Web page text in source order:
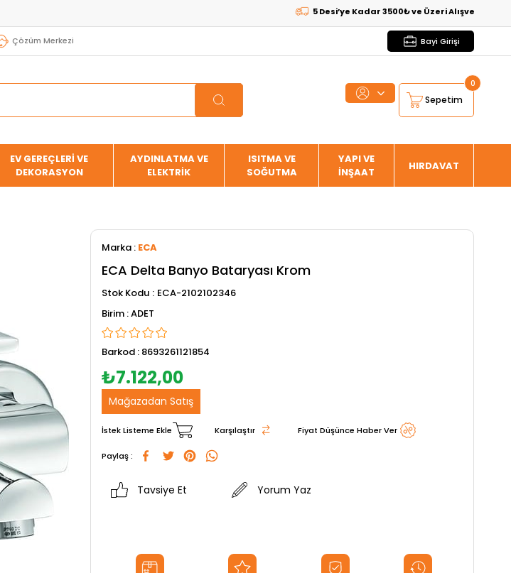
5 Desi’ye Kadar 3500₺ ve Üzeri Alışverişlerde
Çözüm Merkezi Bayi Girişi
Sepetim
0
EV GEREÇLERİ VE
DEKORASYON
AYDINLATMA VE
ELEKTRİK
ISITMA VE
SOĞUTMA
YAPI VE
İNŞAAT
HIRDAVAT
Marka : ECA
ECA Delta Banyo Bataryası Krom
Stok Kodu
ECA-2102102346
ADET
Barkod : 8693261121854
₺7.122,00
Mağazadan Satış
İstek Listeme Ekle Karşılaştır Fiyat Düşünce Haber Ver
Paylaş :
Tavsiye Et Yorum Yaz